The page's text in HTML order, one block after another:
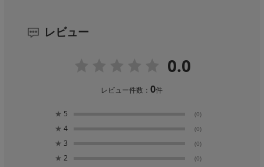
レビュー
0.0
レビュー件数：0件
★ 5 (0)
★ 4 (0)
★ 3 (0)
★ 2 (0)